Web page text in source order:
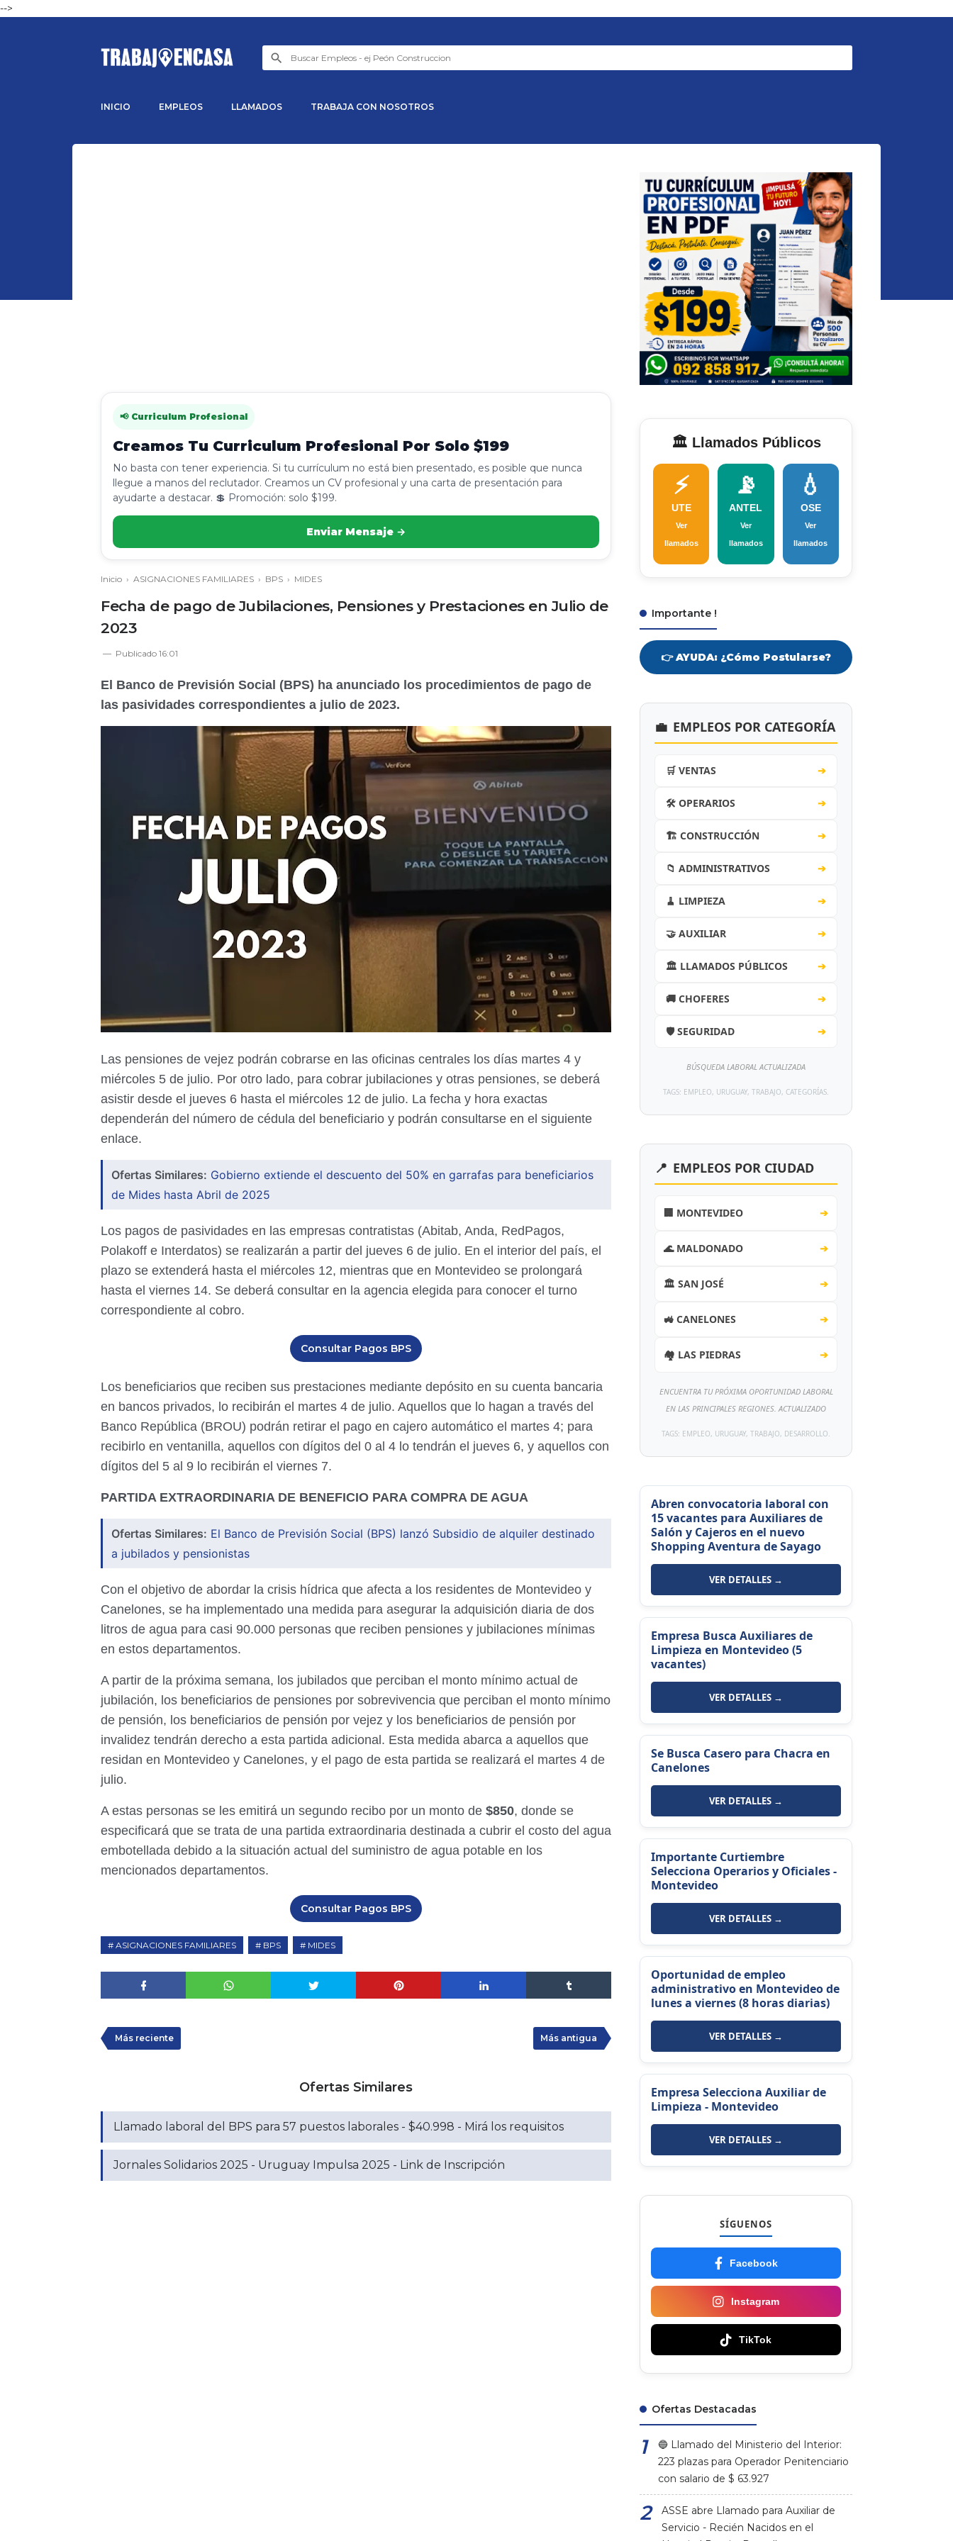
-->
INICIO EMPLEOS LLAMADOS TRABAJA CON NOSOTROS
📢 Curriculum Profesional
Creamos Tu Curriculum Profesional Por Solo $199
No basta con tener experiencia. Si tu currículum no está bien presentado, es posible que nunca
llegue a manos del reclutador. Creamos un CV profesional y una carta de presentación para
ayudarte a destacar. 💲 Promoción: solo $199.
Enviar Mensaje →
Inicio › ASIGNACIONES FAMILIARES › BPS › MIDES
Fecha de pago de Jubilaciones, Pensiones y Prestaciones en Julio de
2023
Publicado 16:01
El Banco de Previsión Social (BPS) ha anunciado los procedimientos de pago de
las pasividades correspondientes a julio de 2023.
Las pensiones de vejez podrán cobrarse en las oficinas centrales los días martes 4 y
miércoles 5 de julio. Por otro lado, para cobrar jubilaciones y otras pensiones, se deberá
asistir desde el jueves 6 hasta el miércoles 12 de julio. La fecha y hora exactas
dependerán del número de cédula del beneficiario y podrán consultarse en el siguiente
enlace.
Ofertas Similares: Gobierno extiende el descuento del 50% en garrafas para beneficiarios
de Mides hasta Abril de 2025
Los pagos de pasividades en las empresas contratistas (Abitab, Anda, RedPagos,
Polakoff e Interdatos) se realizarán a partir del jueves 6 de julio. En el interior del país, el
plazo se extenderá hasta el miércoles 12, mientras que en Montevideo se prolongará
hasta el viernes 14. Se deberá consultar en la agencia elegida para conocer el turno
correspondiente al cobro.
Consultar Pagos BPS
Los beneficiarios que reciben sus prestaciones mediante depósito en su cuenta bancaria
en bancos privados, lo recibirán el martes 4 de julio. Aquellos que lo hagan a través del
Banco República (BROU) podrán retirar el pago en cajero automático el martes 4; para
recibirlo en ventanilla, aquellos con dígitos del 0 al 4 lo tendrán el jueves 6, y aquellos con
dígitos del 5 al 9 lo recibirán el viernes 7.
PARTIDA EXTRAORDINARIA DE BENEFICIO PARA COMPRA DE AGUA
Ofertas Similares: El Banco de Previsión Social (BPS) lanzó Subsidio de alquiler destinado
a jubilados y pensionistas
Con el objetivo de abordar la crisis hídrica que afecta a los residentes de Montevideo y
Canelones, se ha implementado una medida para asegurar la adquisición diaria de dos
litros de agua para casi 90.000 personas que reciben pensiones y jubilaciones mínimas
en estos departamentos.
A partir de la próxima semana, los jubilados que perciban el monto mínimo actual de
jubilación, los beneficiarios de pensiones por sobrevivencia que perciban el monto mínimo
de pensión, los beneficiarios de pensión por vejez y los beneficiarios de pensión por
invalidez tendrán derecho a esta partida adicional. Esta medida abarca a aquellos que
residan en Montevideo y Canelones, y el pago de esta partida se realizará el martes 4 de
julio.
A estas personas se les emitirá un segundo recibo por un monto de $850, donde se
especificará que se trata de una partida extraordinaria destinada a cubrir el costo del agua
embotellada debido a la situación actual del suministro de agua potable en los
mencionados departamentos.
Consultar Pagos BPS
ASIGNACIONES FAMILIARES BPS MIDES
Más reciente Más antigua
Ofertas Similares
Llamado laboral del BPS para 57 puestos laborales - $40.998 - Mirá los requisitos
Jornales Solidarios 2025 - Uruguay Impulsa 2025 - Link de Inscripción
🏛️ Llamados Públicos
⚡
UTE
Ver
llamados
📡
ANTEL
Ver
llamados
💧
OSE
Ver
llamados
Importante !
👉 AYUDA: ¿Cómo Postularse?
💼 EMPLEOS POR CATEGORÍA
🛒 VENTAS ➔
🛠️ OPERARIOS ➔
🏗️ CONSTRUCCIÓN ➔
📁 ADMINISTRATIVOS ➔
🧹 LIMPIEZA ➔
🤝 AUXILIAR ➔
🏛️ LLAMADOS PÚBLICOS ➔
🚚 CHOFERES ➔
🛡️ SEGURIDAD ➔
BÚSQUEDA LABORAL ACTUALIZADA
TAGS: EMPLEO, URUGUAY, TRABAJO, CATEGORÍAS.
📍 EMPLEOS POR CIUDAD
🏢 MONTEVIDEO ➔
🌊 MALDONADO ➔
🏛️ SAN JOSÉ ➔
🚜 CANELONES ➔
🏘️ LAS PIEDRAS ➔
ENCUENTRA TU PRÓXIMA OPORTUNIDAD LABORAL
EN LAS PRINCIPALES REGIONES. ACTUALIZADO
TAGS: EMPLEO, URUGUAY, TRABAJO, DESARROLLO.
Abren convocatoria laboral con
15 vacantes para Auxiliares de
Salón y Cajeros en el nuevo
Shopping Aventura de Sayago
VER DETALLES →
Empresa Busca Auxiliares de
Limpieza en Montevideo (5
vacantes)
VER DETALLES →
Se Busca Casero para Chacra en
Canelones
VER DETALLES →
Importante Curtiembre
Selecciona Operarios y Oficiales -
Montevideo
VER DETALLES →
Oportunidad de empleo
administrativo en Montevideo de
lunes a viernes (8 horas diarias)
VER DETALLES →
Empresa Selecciona Auxiliar de
Limpieza - Montevideo
VER DETALLES →
SÍGUENOS
Facebook
Instagram
TikTok
Ofertas Destacadas
🔵 Llamado del Ministerio del Interior:
223 plazas para Operador Penitenciario
con salario de $ 63.927
ASSE abre Llamado para Auxiliar de
Servicio - Recién Nacidos en el